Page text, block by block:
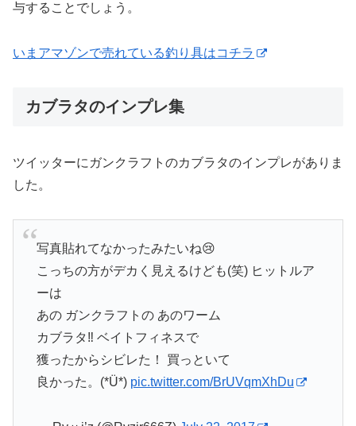
与することでしょう。
いまアマゾンで売れている釣り具はコチラ
カブラタのインプレ集
ツイッターにガンクラフトのカブラタのインプレがありま
した。
写真貼れてなかったみたいね😢
こっちの方がデカく見えるけども(笑) ヒットルア
ーは
あの ガンクラフトの あのワーム
カブラタ‼ ベイトフィネスで
獲ったからシビレた！ 買っといて
良かった。(*Ü*) pic.twitter.com/BrUVqmXhDu